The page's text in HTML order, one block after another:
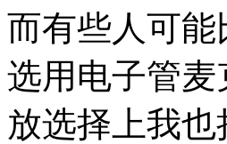
而有些人可
选用电子管
放选择上我